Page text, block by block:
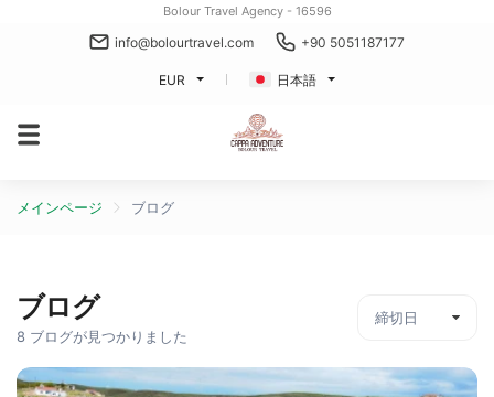
Bolour Travel Agency - 16596
info@bolourtravel.com +90 5051187177
EUR 日本語
メインページ ブログ
ブログ
8 ブログが見つかりました